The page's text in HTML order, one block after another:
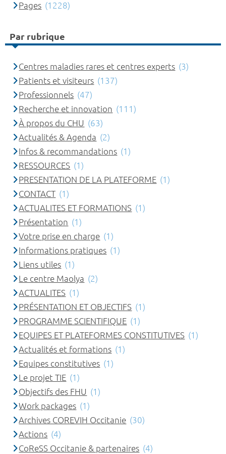
Pages (1228)
Par rubrique
Centres maladies rares et centres experts (3)
Patients et visiteurs (137)
Professionnels (47)
Recherche et innovation (111)
À propos du CHU (63)
Actualités & Agenda (2)
Infos & recommandations (1)
RESSOURCES (1)
PRESENTATION DE LA PLATEFORME (1)
CONTACT (1)
ACTUALITES ET FORMATIONS (1)
Présentation (1)
Votre prise en charge (1)
Informations pratiques (1)
Liens utiles (1)
Le centre Maolya (2)
ACTUALITES (1)
PRÉSENTATION ET OBJECTIFS (1)
PROGRAMME SCIENTIFIQUE (1)
EQUIPES ET PLATEFORMES CONSTITUTIVES (1)
Actualités et formations (1)
Equipes constitutives (1)
Le projet TIE (1)
Objectifs des FHU (1)
Work packages (1)
Archives COREVIH Occitanie (30)
Actions (4)
CoReSS Occitanie & partenaires (4)